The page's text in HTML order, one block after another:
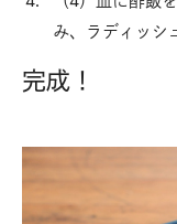
み、ラディッシ
完成！